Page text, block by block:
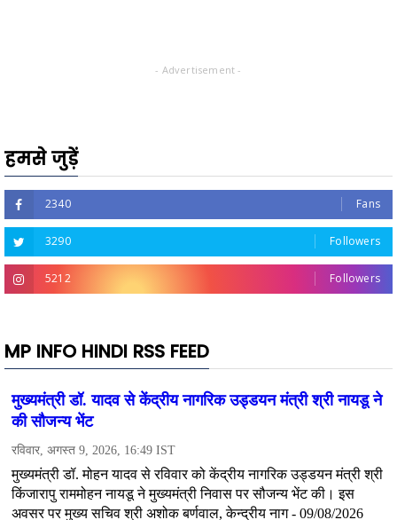
- Advertisement -
हमसे जुड़ें
2340 Fans
3290 Followers
5212 Followers
MP INFO HINDI RSS FEED